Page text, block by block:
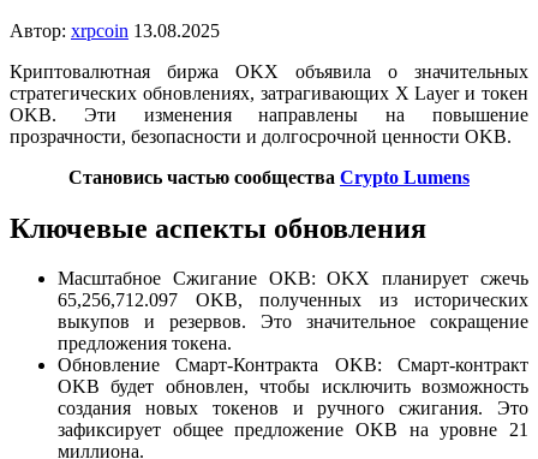
Автор: xrpcoin 13.08.2025
Криптовалютная биржа OKX объявила о значительных
стратегических обновлениях, затрагивающих X Layer и токен
OKB. Эти изменения направлены на повышение
прозрачности, безопасности и долгосрочной ценности OKB.
Становись частью сообщества Crypto Lumens
Ключевые аспекты обновления
Масштабное Сжигание OKB: OKX планирует сжечь
65,256,712.097 OKB, полученных из исторических
выкупов и резервов. Это значительное сокращение
предложения токена.
Обновление Смарт-Контракта OKB: Смарт-контракт
OKB будет обновлен, чтобы исключить возможность
создания новых токенов и ручного сжигания. Это
зафиксирует общее предложение OKB на уровне 21
миллиона.